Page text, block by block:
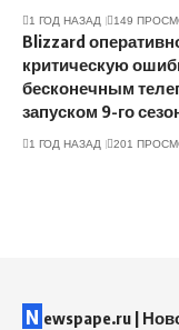
1 ГОД НАЗАД 149
Blizzard
критическую
бесконечным
запуском 9-го
1 ГОД НАЗАД 201
N ewspape.ru |